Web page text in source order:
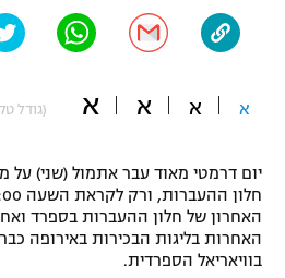
"מחצית בשכונה" – פודקאסט
תקנון עבור פעילות אלקטרה
תקנון עבור פעילות ספורט 1 – "מרלן"
גיימינג E-Sports
אופניים
פוטבול אמריקאי NFL
בייסבול MLB
א א א א (גודל
יום דרמטי מאוד עבר אתמול (שני) על
האחרון של חלון ההעברות בספרד
האחרות בליגות הבכירות באירופה
בוויאריאל הספרדית.